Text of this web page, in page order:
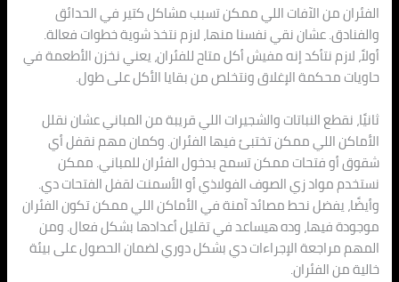
الفئران من الآفات اللي ممكن تسبب مشاكل كتير في الحدائق
والفنادق. عشان نقي نفسنا منها، لازم نتخذ شوية خطوات فعالة.
أولاً، لازم نتأكد إنه مفيش أكل متاح للفئران، يعني نخزن الأطعمة في
حاويات محكمة الإغلاق ونتخلص من بقايا الأكل على طول.
ثانيًا، نقطع النباتات والشجيرات اللي قريبة من المباني عشان نقلل
الأماكن اللي ممكن تختبئ فيها الفئران. وكمان مهم نقفل أي
شقوق أو فتحات ممكن تسمح بدخول الفئران للمباني. ممكن
نستخدم مواد زي الصوف الفولاذي أو الأسمنت لقفل الفتحات دي.
وأيضًا، يفضل نحط مصائد آمنة في الأماكن اللي ممكن تكون الفئران
موجودة فيها، وده هيساعد في تقليل أعدادها بشكل فعال. ومن
المهم مراجعة الإجراءات دي بشكل دوري لضمان الحصول على بيئة
خالية من الفئران.